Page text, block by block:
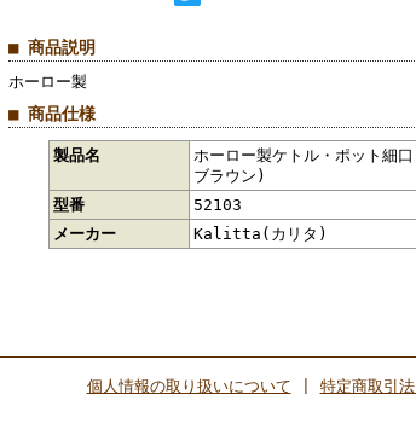
■ 商品説明
ホーロー製
■ 商品仕様
製品名
ホーロー製ケトル・ポット細
ブラウン)
型番
52103
メーカー
Kalitta(カリタ)
個人情報の取り扱いについて 特定商取引